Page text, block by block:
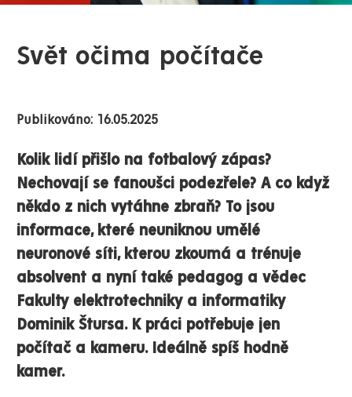
Svět očima počítače
Publikováno: 16.05.2025
Kolik lidí přišlo na fotbalový zápas?
Nechovají se fanoušci podezřele? A co když
někdo z nich vytáhne zbraň? To jsou
informace, které neuniknou umělé
neuronové síti, kterou zkoumá a trénuje
absolvent a nyní také pedagog a vědec
Fakulty elektrotechniky a informatiky
Dominik Štursa. K práci potřebuje jen
počítač a kameru. Ideálně spíš hodně
kamer.